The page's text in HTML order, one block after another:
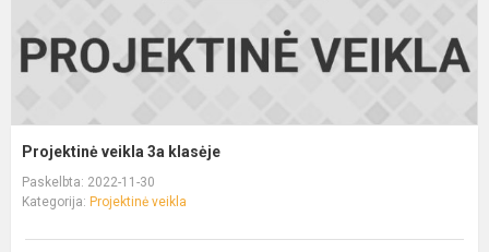
Projektinė veikla 3a klasėje
Paskelbta: 2022-11-30
Kategorija: Projektinė veikla